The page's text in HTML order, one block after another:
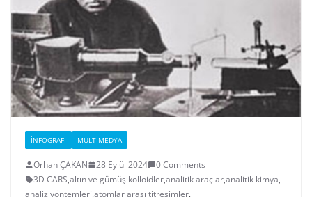
İNFOGRAFI MULTIMEDYA
Orhan ÇAKAN 28 Eylül 2024
0 Comments
3D CARS,altın ve gümüş kolloidler,analitik araçlar,analitik kimya,
analiz yöntemleri,atomlar arası titreşimler,